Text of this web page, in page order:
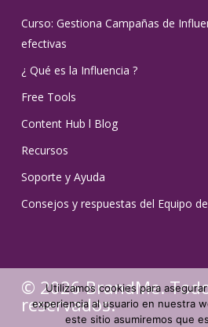
Curso: Gestiona Campañas de
efectivas
¿ Qué es la Influencia ?
Free Tools
Content Hub l Blog
Recursos
Soporte y Ayuda
Consejos y respuestas del Equipo
© 2026 BrandMe.
reservados.
Utilizamos cookies para
experiencia al usuario en nuestra
este sitio asumiremos que